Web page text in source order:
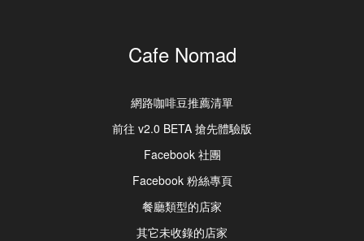
Cafe Nomad
網路咖啡豆推薦清單
前往 v2.0 BETA 搶先體驗版
Facebook 社團
Facebook 粉絲專頁
餐廳類型的店家
其它未收錄的店家